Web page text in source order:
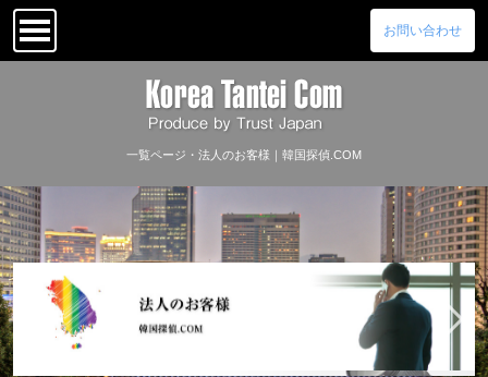
お問い合わせ
一覧ページ・法人のお客様｜韓国探偵.COM